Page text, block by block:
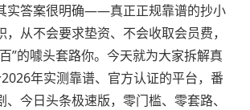
实答案很明确——真正正规靠谱的抄小
从不会要求垫资、不会收取会员费，
”的噱头套路你。今天就为大家拆解真
年实测靠谱、官方认证的平台，番
今日头条极速版，零门槛、零套路、